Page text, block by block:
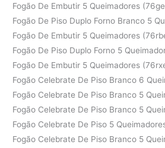
Fogão De Embutir 5 Queimadores
Fogão De Piso Duplo Forno Branco 5
Fogão De Embutir 5 Queimadores
Fogão De Piso Duplo Forno 5
Fogão De Embutir 5 Queimadores
Fogão Celebrate De Piso Branco 6
Fogão Celebrate De Piso Branco 5
Fogão Celebrate De Piso Branco 5
Fogão Celebrate De Piso 5
Fogão Celebrate De Piso Branco 5